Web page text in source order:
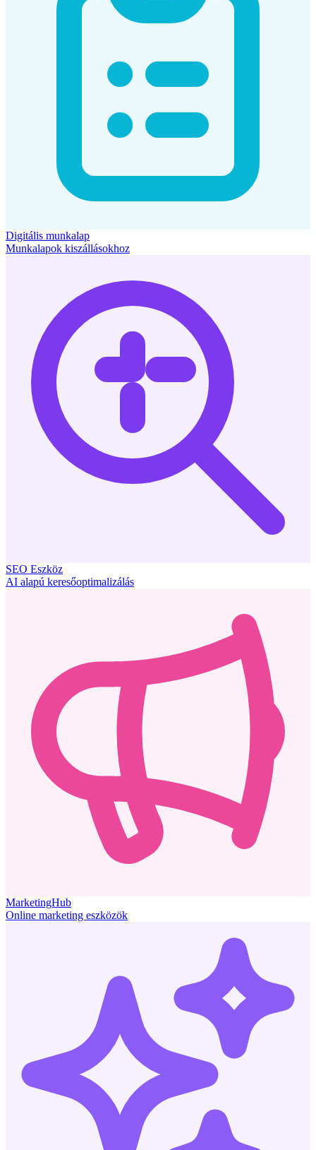
Digitális munkalap
Munkalapok kiszállásokhoz
SEO Eszköz
AI alapú keresőoptimalizálás
MarketingHub
Online marketing eszközök